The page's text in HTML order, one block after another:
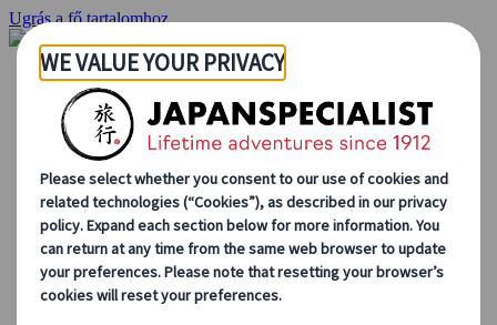
Ugrás a fő tartalomhoz
Kezdőlap
Ajánlatok
Egyéni utak
Csoportos körutazások
Egyéni autós ajánlatok
Kirándulások
Személyre szabott csoportos utazások
Japan Rail Pass
Így dolgozunk mi
Rólunk
Csapatunk
Csatlakozz csapatunkhoz